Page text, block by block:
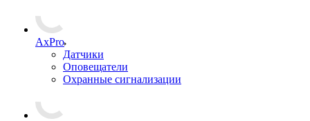
AxPro
Датчики
Оповещатели
Охранные сигнализации